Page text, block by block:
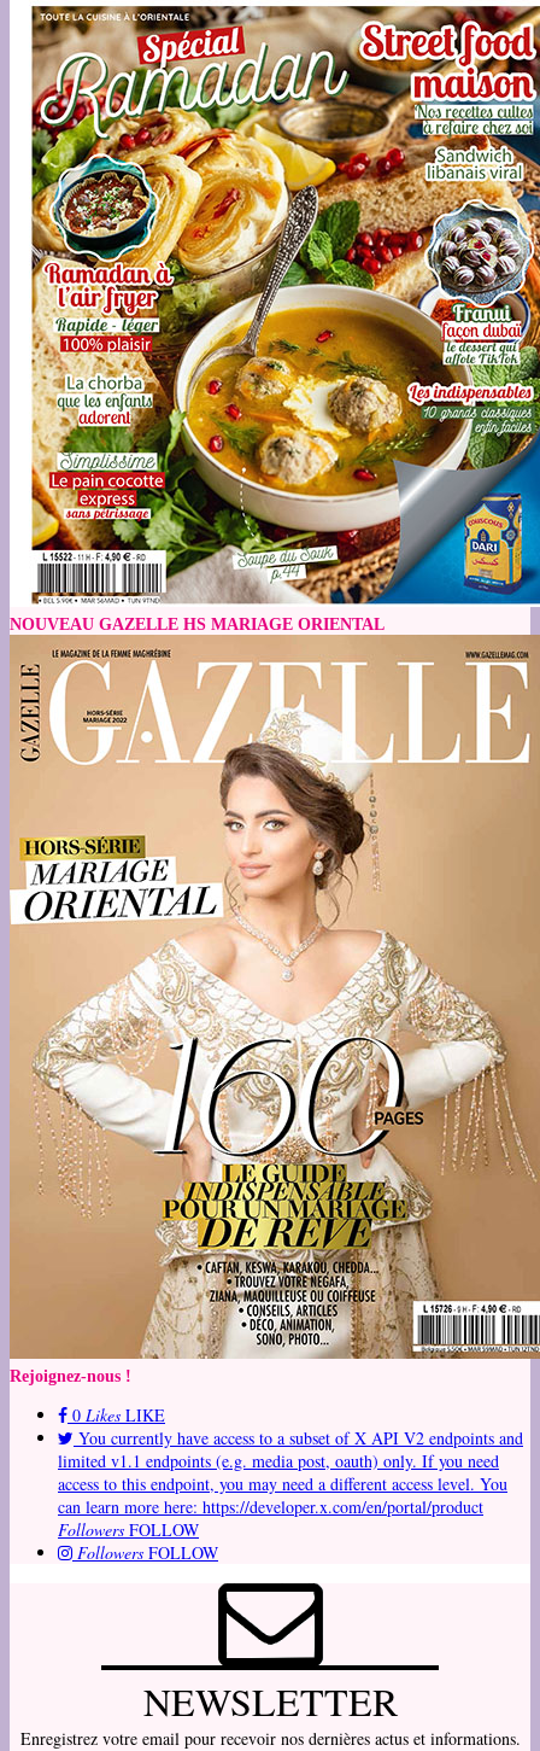
NOUVEAU GAZELLE HS MARIAGE ORIENTAL
Rejoignez-nous !
0 Likes LIKE
You currently have access to a subset of X API V2 endpoints and
limited v1.1 endpoints (e.g. media post, oauth) only. If you need
access to this endpoint, you may need a different access level. You
can learn more here: https://developer.x.com/en/portal/product
Followers FOLLOW
Followers FOLLOW
NEWSLETTER
Enregistrez votre email pour recevoir nos dernières actus et informations.